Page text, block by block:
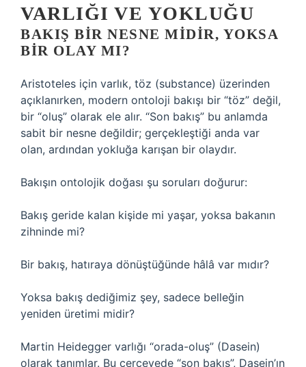
VARLIĞI VE YOKLUĞU
BAKIŞ BIR NESNE MIDIR, YOKSA
BIR OLAY MI?
Aristoteles için varlık, töz (substance) üzerinden
açıklanırken, modern ontoloji bakışı bir “töz” değil,
bir “oluş” olarak ele alır. “Son bakış” bu anlamda
sabit bir nesne değildir; gerçekleştiği anda var
olan, ardından yokluğa karışan bir olaydır.
Bakışın ontolojik doğası şu soruları doğurur:
Bakış geride kalan kişide mi yaşar, yoksa bakanın
zihninde mi?
Bir bakış, hatıraya dönüştüğünde hâlâ var mıdır?
Yoksa bakış dediğimiz şey, sadece belleğin
yeniden üretimi midir?
Martin Heidegger varlığı “orada-oluş” (Dasein)
olarak tanımlar. Bu çerçevede “son bakış”, Dasein’ın